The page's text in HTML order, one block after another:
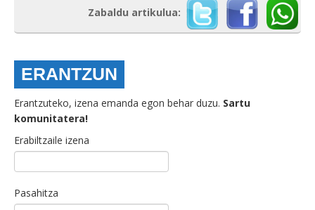
Zabaldu artikulua:
ERANTZUN
Erantzuteko, izena emanda egon behar duzu. Sartu
komunitatera!
Erabiltzaile izena
Pasahitza